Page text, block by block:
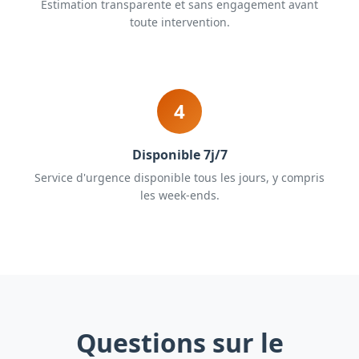
Estimation transparente et sans engagement avant
toute intervention.
4
Disponible 7j/7
Service d'urgence disponible tous les jours, y compris
les week-ends.
Questions sur le